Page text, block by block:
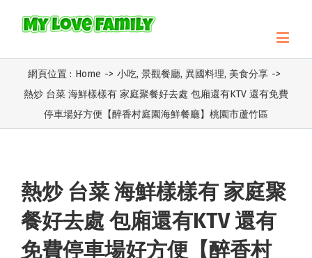
網頁位置 : Home -> 小吃, 景觀餐廳, 異國料理, 美食分享 ->
熱炒 台菜 海鮮樣樣有 家庭聚餐好去處 包廂還有KTV 還有免費
停車場好方便【醉香村庭園海鮮餐廳】桃園市蘆竹區
熱炒 台菜 海鮮樣樣有 家庭聚
餐好去處 包廂還有KTV 還有
免費停車場好方便【醉香村